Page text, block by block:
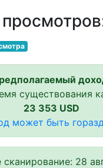
существования
23 353 USD
может быть
сканирование: 28